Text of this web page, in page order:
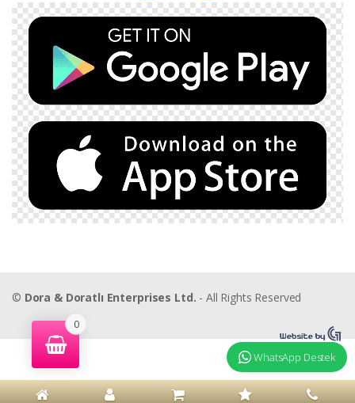
© Dora & Doratlı Enterprises Ltd. - All Rights Reserved
0
WhatsApp Destek